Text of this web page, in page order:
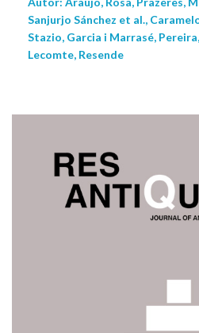
Sanjurjo Sánchez et al.,
Stazio, Garcia i Marrasé,
Lecomte, Resende